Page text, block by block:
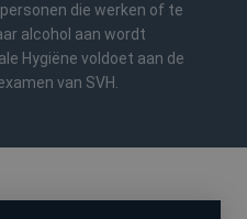
(EHBO)
/
die werken of te
alcohol aan wordt
Hygiëne voldoet aan de
van SVH.